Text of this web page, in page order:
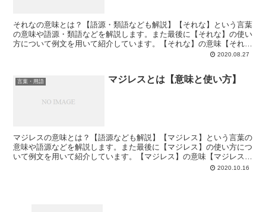
それなの意味とは？【語源・類語なども解説】【それな】という言葉
の意味や語源・類語などを解説します。また最後に【それな】の使い
方について例文を用いて紹介しています。【それな】の意味【それ
な】とは「そうだね」「確かに」「その通り」「そう思う」「...
2020.08.27
言葉・用語 マジレスとは【意味と使い方】
マジレスの意味とは？【語源なども解説】【マジレス】という言葉の
意味や語源などを解説します。また最後に【マジレス】の使い方につ
いて例文を用いて紹介しています。【マジレス】の意味【マジレス】
とは「マジなレスポンス」を略した俗語で、若者言葉・ネッ...2020.10.16